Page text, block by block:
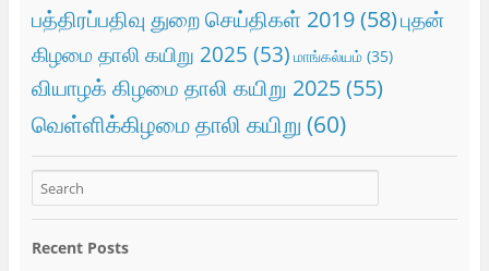
பத்திரப்பதிவு துறை செய்திகள் 2019(58)புதன்
கிழமை தாலி கயிறு 2025 (53) மாங்கல்யம்(35)
வியாழக் கிழமை தாலி கயிறு 2025(55)
வெள்ளிக்கிழமை தாலி கயிறு (60)
Recent Posts